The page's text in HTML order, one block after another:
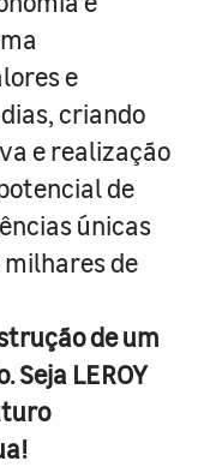
e
criando
e realização
de
únicas
de
de um
LEROY